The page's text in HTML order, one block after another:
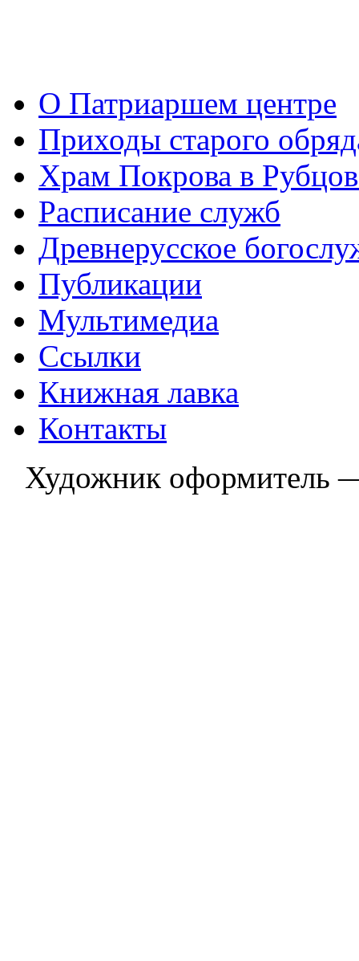
О Патриаршем центре
Приходы старого
Храм Покрова в
Расписание служб
Древнерусское
Публикации
Мультимедиа
Ссылки
Книжная лавка
Контакты
Художник оформитель